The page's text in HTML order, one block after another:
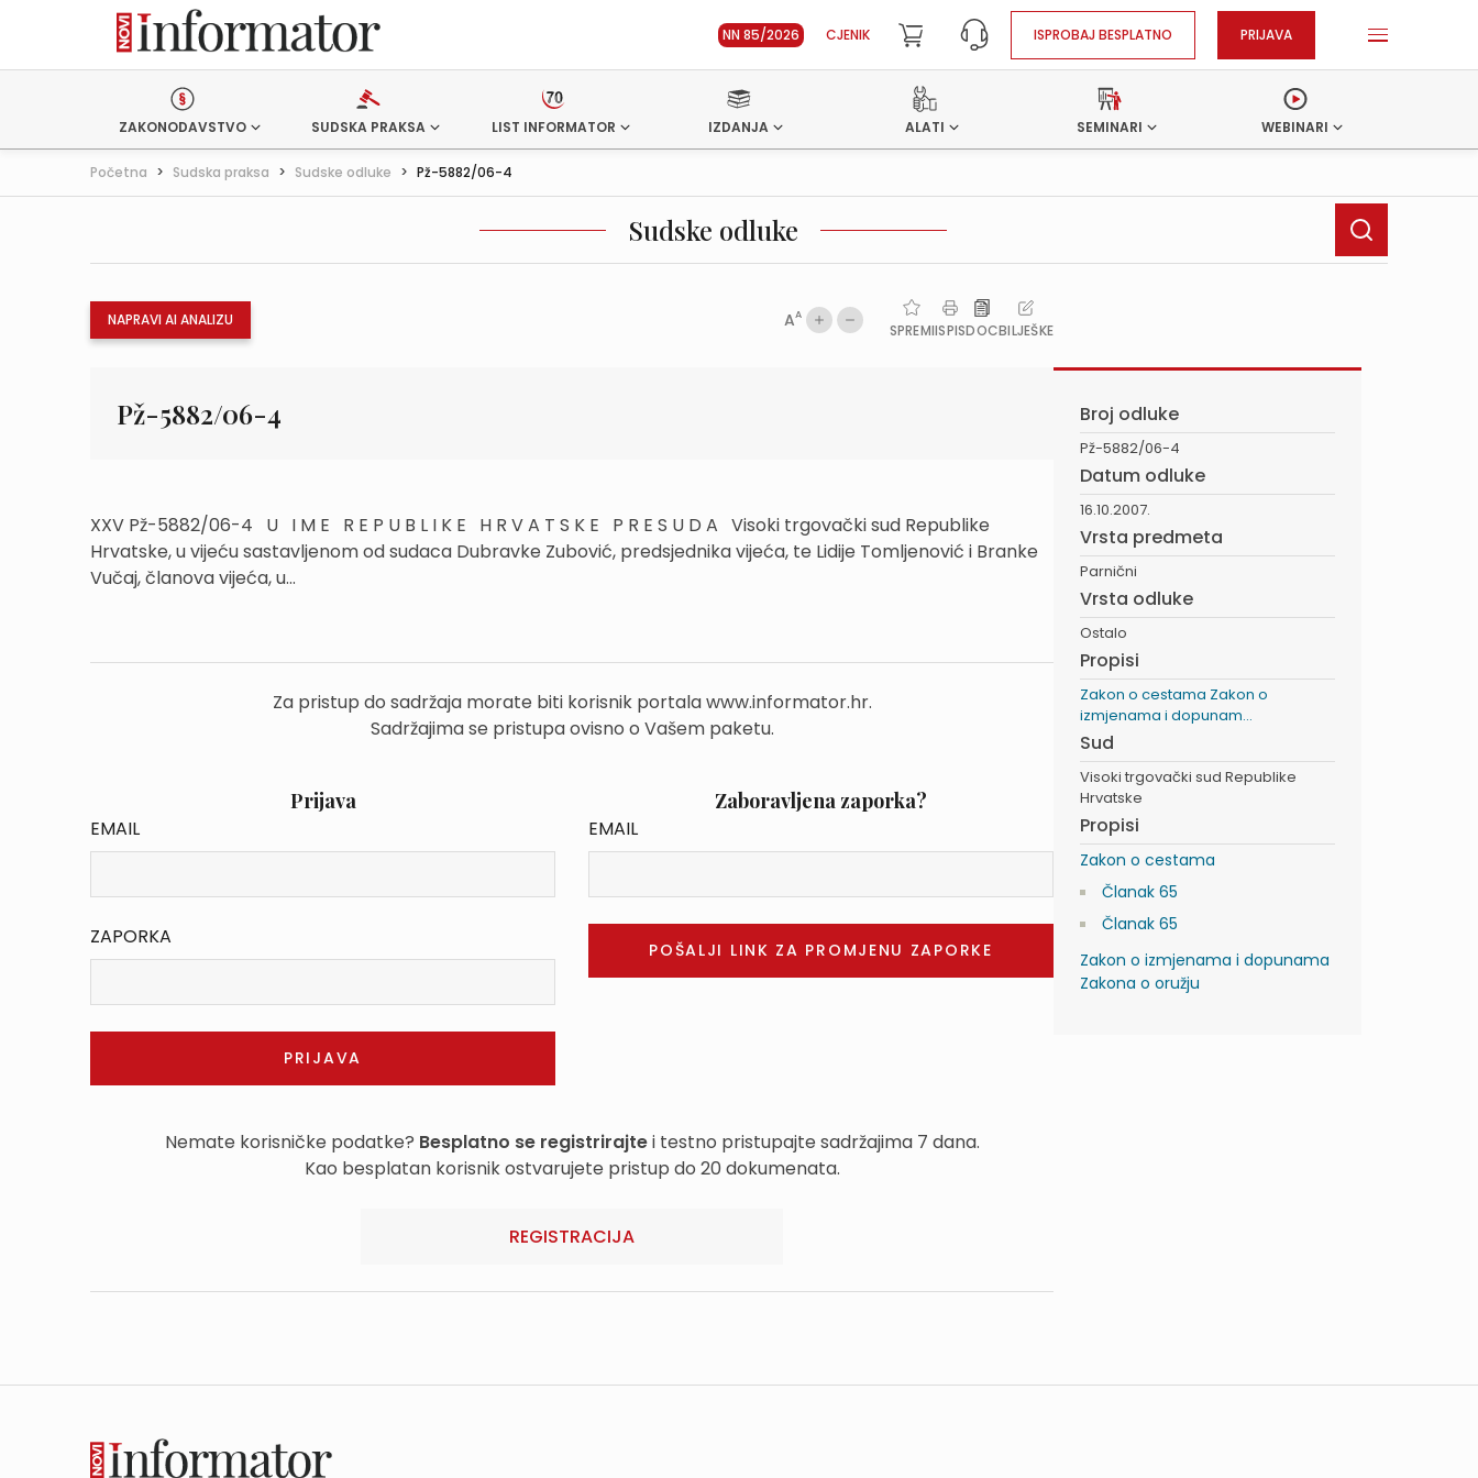
NN 85/2026 CJENIK ISPROBAJ BESPLATNO PRIJAVA
ZAKONODAVSTVO SUDSKA PRAKSA LIST INFORMATOR IZDANJA ALATI SEMINARI WEBINARI
Početna > Sudska praksa > Sudske odluke > Pž-5882/06-4
Sudske odluke
NAPRAVI AI ANALIZU AA
SPREMIISPISDOCBILJEŠKE
Pž-5882/06-4
XXV Pž-5882/06-4 U I M E R E P U B L I K E H R V A T S K E P R E S U D A Visoki trgovački sud Republike
Hrvatske, u vijeću sastavljenom od sudaca Dubravke Zubović, predsjednika vijeća, te Lidije Tomljenović i Branke
Vučaj, članova vijeća, u...
Za pristup do sadržaja morate biti korisnik portala www.informator.hr.
Sadržajima se pristupa ovisno o Vašem paketu.
Prijava
EMAIL
ZAPORKA
Zaboravljena zaporka?
EMAIL
Nemate korisničke podatke? Besplatno se registrirajtei testno pristupajte sadržajima 7 dana.
Kao besplatan korisnik ostvarujete pristup do 20 dokumenata.
REGISTRACIJA
Broj odluke
Pž-5882/06-4
Datum odluke
16.10.2007.
Vrsta predmeta
Parnični
Vrsta odluke
Ostalo
Propisi
Zakon o cestama Zakon o
izmjenama i dopunam...
Sud
Visoki trgovački sud Republike
Hrvatske
Propisi
Zakon o cestama
Članak 65
Članak 65
Zakon o izmjenama i dopunama
Zakona o oružju